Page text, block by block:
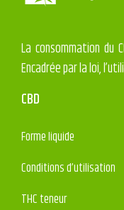
La consommation du
Encadrée par la loi,
CBD
Forme liquide
Conditions d’utilisation
THC teneur